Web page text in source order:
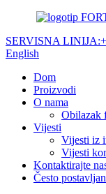
SERVISNA LINIJA:
English
Dom
Proizvodi
O nama
Obilazak
Vijesti
Vijesti iz
Vijesti
Kontaktirajte
Često